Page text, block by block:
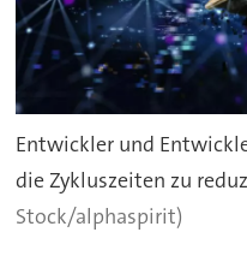
Entwickler und
die Zykluszeiten zu
Stock/alphaspirit)